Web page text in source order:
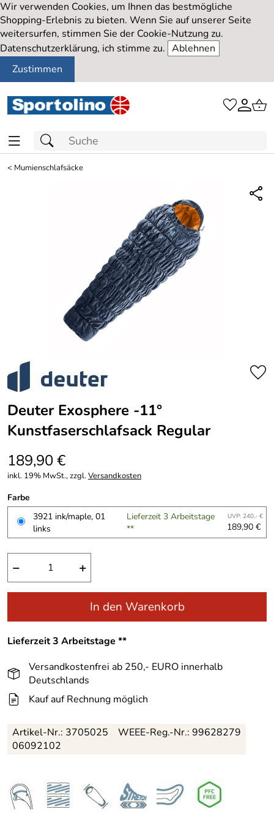
Wir verwenden Cookies, um Ihnen das bestmögliche
Shopping-Erlebnis zu bieten. Wenn Sie auf unserer Seite
weitersurfen, stimmen Sie der Cookie-Nutzung zu.
Datenschutzerklärung, ich stimme zu. Ablehnen
Zustimmen
< Mumienschlafsäcke
Deuter Exosphere -11°
Kunstfaserschlafsack Regular
189,90 €
inkl. 19% MwSt., zzgl.Versandkosten
Farbe
3921 ink/maple, 01
links
Lieferzeit 3 Arbeitstage
**
UVP: 240,- €
189,90 €
− +
In den Warenkorb
Lieferzeit 3 Arbeitstage **
Versandkostenfrei ab 250,- EURO innerhalb
Deutschlands
Kauf auf Rechnung möglich
Artikel-Nr.: 3705025
06092102
WEEE-Reg.-Nr.: 99628279